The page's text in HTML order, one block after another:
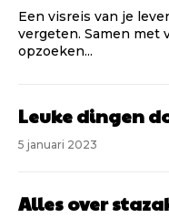
Een visreis van je
vergeten. Samen met
opzoeken...
Leuke dingen
5 januari 2023
Alles over